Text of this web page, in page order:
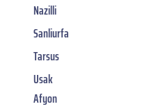
Nazilli
Sanliurfa
Tarsus
Usak
Afyon